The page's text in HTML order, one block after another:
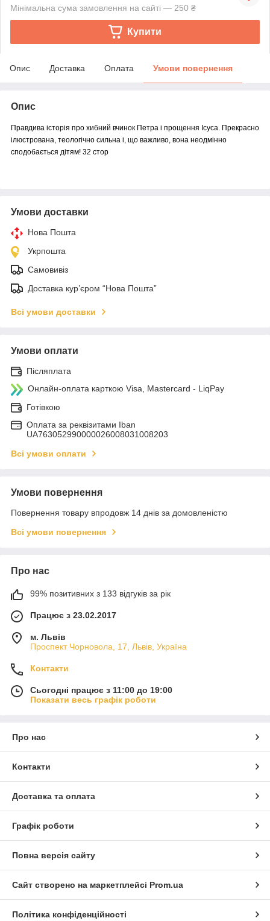
Мінімальна сума замовлення на сайті — 250 ₴
Купити
Опис Доставка Оплата Умови повернення
Опис
Правдива історія про хибний вчинок Петра і прощення Ісуса. Прекрасно
ілюстрована, теологічно сильна і, що важливо, вона неодмінно
сподобається дітям! 32 стор
Умови доставки
Нова Пошта
Укрпошта
Самовивіз
Доставка кур’єром “Нова Пошта”
Всі умови доставки
Умови оплати
Післяплата
Онлайн-оплата карткою Visa, Mastercard - LiqPay
Готівкою
Оплата за реквізитами Iban
UA763052990000026008031008203
Всі умови оплати
Умови повернення
Повернення товару впродовж 14 днів за домовленістю
Всі умови повернення
Про нас
99% позитивних з 133 відгуків за рік
Працює з 23.02.2017
м. Львів
Проспект Чорновола, 17, Львів, Україна
Контакти
Сьогодні працює з 11:00 до 19:00
Показати весь графік роботи
Про нас
Контакти
Доставка та оплата
Графік роботи
Повна версія сайту
Сайт створено на маркетплейсі Prom.ua
Політика конфіденційності